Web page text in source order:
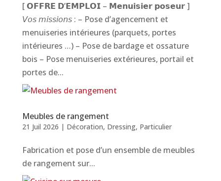
[ 𝗢𝗙𝗙𝗥𝗘 𝗗’𝗘𝗠𝗣𝗟𝗢𝗜 – 𝗠𝗲𝗻𝘂𝗶𝘀𝗶𝗲𝗿 𝗽𝗼𝘀𝗲𝘂𝗿 ]
𝘝𝘰𝘴 𝘮𝘪𝘴𝘴𝘪𝘰𝘯𝘴 : – Pose d’agencement et
menuiseries intérieures (parquets, portes
intérieures …) – Pose de bardage et ossature
bois – Pose menuiseries extérieures, portail et
portes de...
Meubles de rangement
21 Juil 2026 | Décoration, Dressing, Particulier
Fabrication et pose d’un ensemble de meubles
de rangement sur...